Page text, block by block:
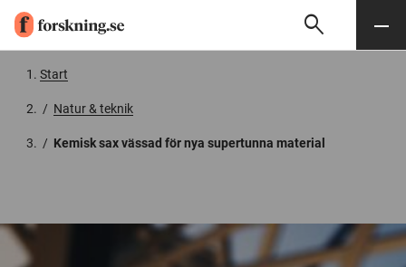
Söksearch Meny
Start
/ Natur & teknik
/ Kemisk sax vässad för nya supertunna material